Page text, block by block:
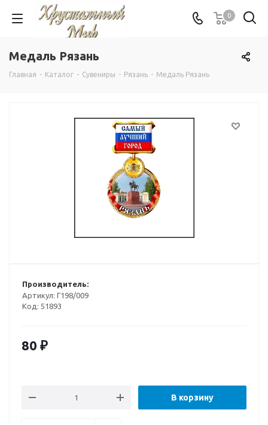
0
Медаль Рязань
Главная - Каталог - Сувениры - Рязань - Медаль Рязань
Производитель:
Артикул: Г198/009
Код: 51893
80 ₽
В корзину